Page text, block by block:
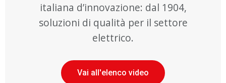
italiana d’innovazione: dal 1904,
soluzioni di qualità per il settore
elettrico.
Vai all'elenco video